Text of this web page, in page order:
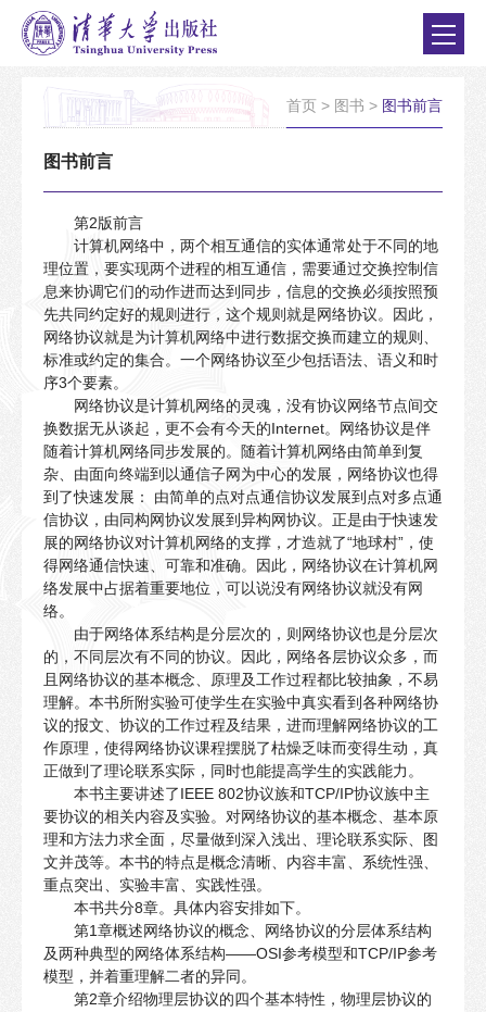
首页 > 图书 > 图书前言
图书前言
第2版前言
计算机网络中，两个相互通信的实体通常处于不同的地
理位置，要实现两个进程的相互通信，需要通过交换控制信
息来协调它们的动作进而达到同步，信息的交换必须按照预
先共同约定好的规则进行，这个规则就是网络协议。因此，
网络协议就是为计算机网络中进行数据交换而建立的规则、
标准或约定的集合。一个网络协议至少包括语法、语义和时
序3个要素。
网络协议是计算机网络的灵魂，没有协议网络节点间交
换数据无从谈起，更不会有今天的Internet。网络协议是伴
随着计算机网络同步发展的。随着计算机网络由简单到复
杂、由面向终端到以通信子网为中心的发展，网络协议也得
到了快速发展： 由简单的点对点通信协议发展到点对多点通
信协议，由同构网协议发展到异构网协议。正是由于快速发
展的网络协议对计算机网络的支撑，才造就了“地球村”，使
得网络通信快速、可靠和准确。因此，网络协议在计算机网
络发展中占据着重要地位，可以说没有网络协议就没有网
络。
由于网络体系结构是分层次的，则网络协议也是分层次
的，不同层次有不同的协议。因此，网络各层协议众多，而
且网络协议的基本概念、原理及工作过程都比较抽象，不易
理解。本书所附实验可使学生在实验中真实看到各种网络协
议的报文、协议的工作过程及结果，进而理解网络协议的工
作原理，使得网络协议课程摆脱了枯燥乏味而变得生动，真
正做到了理论联系实际，同时也能提高学生的实践能力。
本书主要讲述了IEEE 802协议族和TCP/IP协议族中主
要协议的相关内容及实验。对网络协议的基本概念、基本原
理和方法力求全面，尽量做到深入浅出、理论联系实际、图
文并茂等。本书的特点是概念清晰、内容丰富、系统性强、
重点突出、实验丰富、实践性强。
本书共分8章。具体内容安排如下。
第1章概述网络协议的概念、网络协议的分层体系结构
及两种典型的网络体系结构——OSI参考模型和TCP/IP参考
模型，并着重理解二者的异同。
第2章介绍物理层协议的四个基本特性，物理层协议的